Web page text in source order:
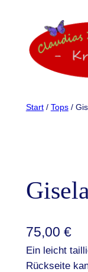
Start/ Tops/
Gisela
75,00 €
Ein leicht
Rückseite